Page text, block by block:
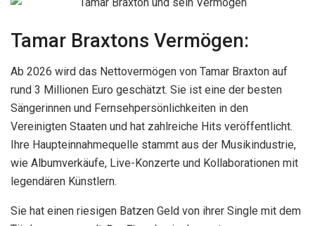
Tamar Braxtons Vermögen:
Ab 2026 wird das Nettovermögen von Tamar Braxton auf
rund 3 Millionen Euro geschätzt. Sie ist eine der besten
Sängerinnen und Fernsehpersönlichkeiten in den
Vereinigten Staaten und hat zahlreiche Hits veröffentlicht.
Ihre Haupteinnahmequelle stammt aus der Musikindustrie,
wie Albumverkäufe, Live-Konzerte und Kollaborationen mit
legendären Künstlern.
Sie hat einen riesigen Batzen Geld von ihrer Single mit dem